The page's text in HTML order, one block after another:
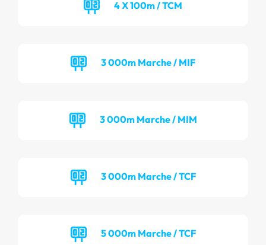
4 X 100m / TCM
3 000m Marche / MIF
3 000m Marche / MIM
3 000m Marche / TCF
5 000m Marche / TCF